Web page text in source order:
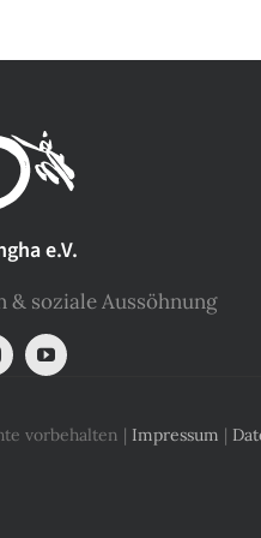
e.V.
& soziale Aussöhnung
vorbehalten | Impressum |